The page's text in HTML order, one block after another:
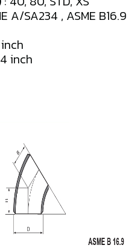
A/SA234 , ASME B16.9
inch